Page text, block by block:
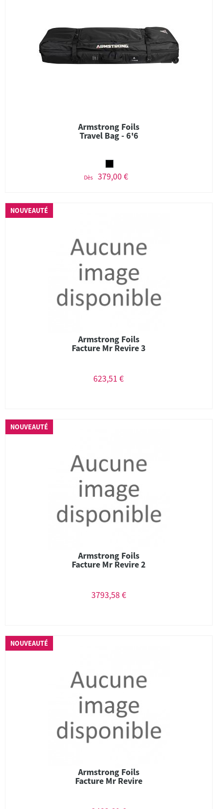
Armstrong Foils
Travel Bag - 6'6
Dès 379,00 €
NOUVEAUTÉ
Armstrong Foils
Facture Mr Revire 3
623,51 €
NOUVEAUTÉ
Armstrong Foils
Facture Mr Revire 2
3793,58 €
NOUVEAUTÉ
Armstrong Foils
Facture Mr Revire